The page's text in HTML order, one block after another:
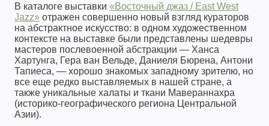
В каталоге выставки «Восточный джаз / East West
Jazz» отражен совершенно новый взгляд кураторов
на абстрактное искусство: в одном художественном
контексте на выставке были представлены шедевры
мастеров послевоенной абстракции — Ханса
Хартунга, Гера ван Вельде, Даниеля Бюрена, Антони
Тапиеса, — хорошо знакомых западному зрителю, но
все еще редко выставляемых в нашей стране, а
также уникальные халаты и ткани Мавераннахра
(историко-географического региона Центральной
Азии).